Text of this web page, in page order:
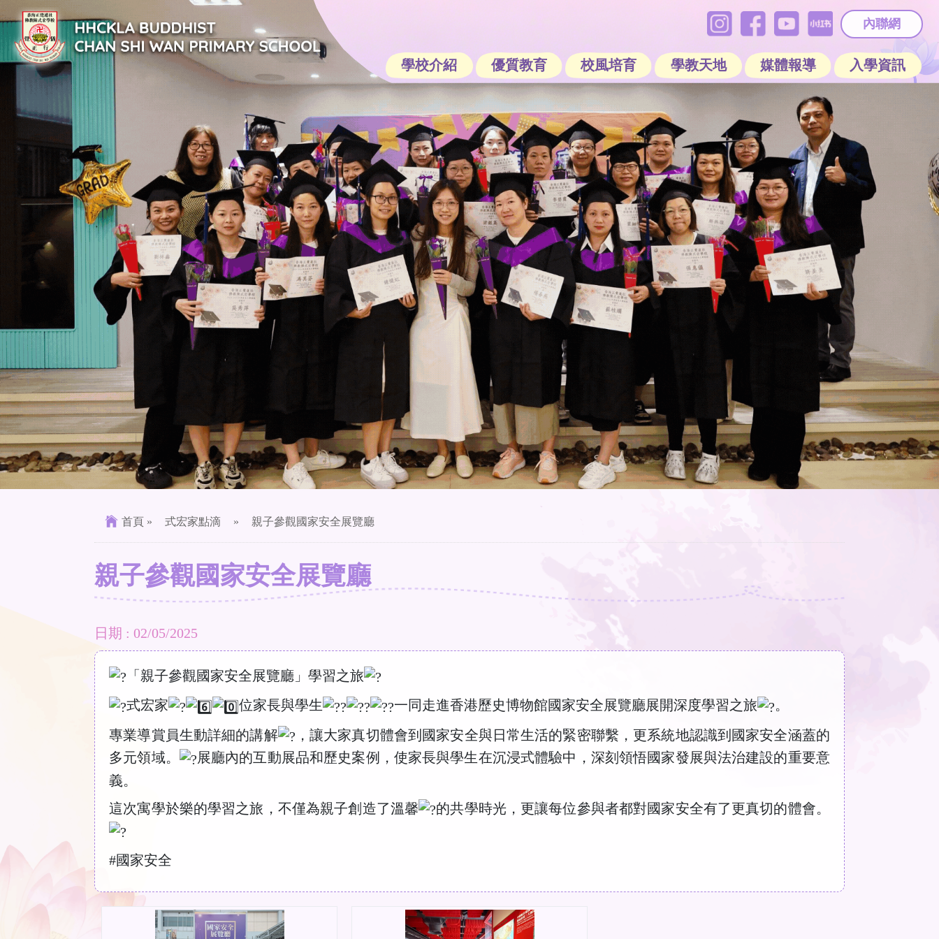
內聯網
學校介紹 優質教育 校風培育 學教天地 媒體報導 入學資訊
首頁 » 式宏家點滴 » 親子參觀國家安全展覽廳
親子參觀國家安全展覽廳
日期 : 02/05/2025
「親子參觀國家安全展覽廳」學習之旅
式宏家
位家長與學生 一同走進香港歷史博物館國家安全展覽廳展開深度學習之旅
。
專業導賞員生動詳細的講解
，讓大家真切體會到國家安全與日常生活的緊密聯繫，更系統地認識到國家安全涵蓋的
多元領域。
展廳內的互動展品和歷史案例，使家長與學生在沉浸式體驗中，深刻領悟國家發展與法治建設的重要意
義。
這次寓學於樂的學習之旅，不僅為親子創造了溫馨
的共學時光，更讓每位參與者都對國家安全有了更真切的體會。
#國家安全